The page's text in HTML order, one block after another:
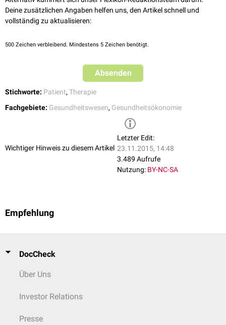
Deine zusätzlichen Angaben helfen uns, den Artikel schnell und
vollständig zu aktualisieren:
500 Zeichen verbleibend. Mindestens 5 Zeichen benötigt.
Absenden
Stichworte: Patient, Therapie
Fachgebiete: Gesundheitswesen, Gesundheitsökonomie
Wichtiger Hinweis zu diesem Artikel
Letzter Edit:
23.11.2015, 14:48
3.489 Aufrufe
Nutzung: BY-NC-SA
Empfehlung
DocCheck
Über Uns
Investor Relations
Presse